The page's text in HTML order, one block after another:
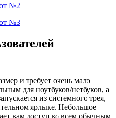
и требует очень мало
для ноутбуков/нетбуков, а
из системного трея,
ярлыке. Небольшое
вам доступ ко всем обычным